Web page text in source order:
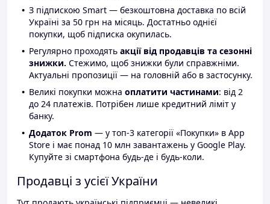
З підпискою Smart — безкоштовна доставка по всій
Україні за 50 грн на місяць. Достатньо однієї
покупки, щоб підписка окупилась.
Регулярно проходять акції від продавців та сезонні
знижки. Стежимо, щоб знижки були справжніми.
Актуальні пропозиції — на головній або в застосунку.
Великі покупки можна оплатити частинами: від 2
до 24 платежів. Потрібен лише кредитний ліміт у
банку.
Додаток Prom — у топ-3 категорії «Покупки» в App
Store і має понад 10 млн завантажень у Google Play.
Купуйте зі смартфона будь-де і будь-коли.
Продавці з усієї України